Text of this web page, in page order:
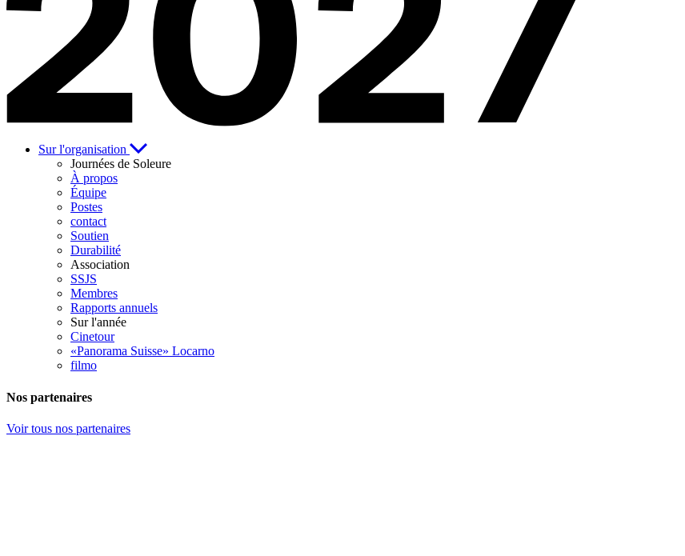
Sur l'organisation
Journées de Soleure
À propos
Équipe
Postes
contact
Soutien
Durabilité
Association
SSJS
Membres
Rapports annuels
Sur l'année
Cinetour
«Panorama Suisse» Locarno
filmo
Nos partenaires
Voir tous nos partenaires